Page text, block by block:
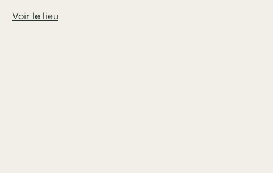
Voir le lieu